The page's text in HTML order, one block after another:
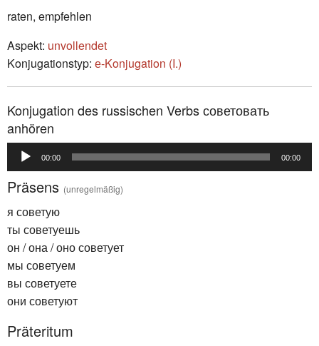
raten, empfehlen
Aspekt: unvollendet
Konjugationstyp: е-Konjugation (I.)
Konjugation des russischen Verbs советовать
anhören
Audio-
Player
00:00 00:00
Präsens (unregelmäßig)
я советую
ты советуешь
он / она / оно советует
мы советуем
вы советуете
они советуют
Präteritum